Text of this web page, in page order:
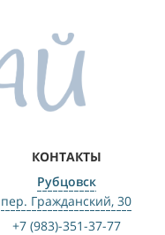
КОНТАКТЫ
Рубцовск
пер. Гражданский, 30
+7 (983)-351-37-77